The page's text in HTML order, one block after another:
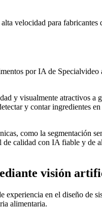
velocidad para
por IA de
y visualmente atractivos
y contar ingredientes
como la segmentación
calidad con IA fiable y
visión
en el diseño
alimentaria.